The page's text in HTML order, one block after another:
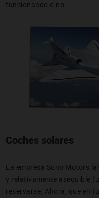
funcionando o no.
Coches solares
La empresa Sono Motors
y relativamente asequible
reservarse. Ahora, que en